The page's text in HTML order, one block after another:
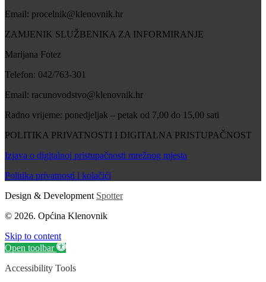
Email: procelnik@klenovnik.hr
ZAMJENIK SLUŽBENIKA ZA INFORMIRANJE
Marijana Fotez
Telefon: 042/763-301
Email: racunovodstvo@klenovnik.hr
Radno vrijeme: ponedjeljak – petak od 7,00 do 15,00 sati
POLITIKA PRIVATNOSTI I DIGITALNA PRISTUPAČNOST
Izjava o digitalnoj pristupačnosti mrežnog mjesta
Politika privatnosti i kolačići
Design & Development Spotter
© 2026. Općina Klenovnik
Skip to content
Open toolbar
Accessibility Tools